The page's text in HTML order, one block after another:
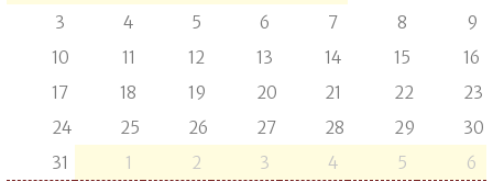
3
4 5 6 7 8
9
10
11 12 13 14 15
16
17
18 19 20 21 22
23
24
25 26 27 28 29
30
31
1 2 3 4 5 6